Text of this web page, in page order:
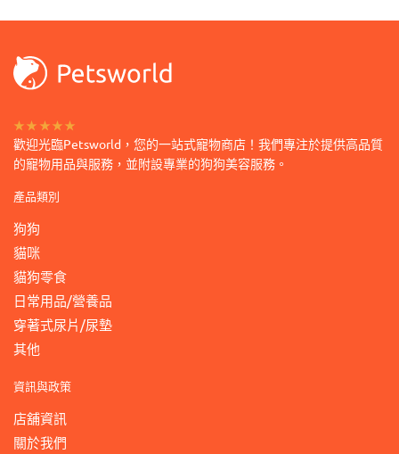
面
擇
選
★★★★★
歡迎光臨Petsworld，您的一站式寵物商店！我們專注於提供高品質
的寵物用品與服務，並附設專業的狗狗美容服務。
產品類別
狗狗
貓咪
貓狗零食
日常用品/營養品
穿著式尿片/尿墊
其他
資訊與政策
店舖資訊
關於我們